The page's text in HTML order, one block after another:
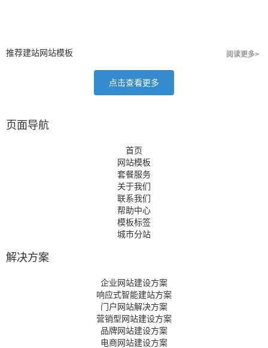
推荐建站网站模板 阅读更多>
点击查看更多
页面导航
首页
网站模板
套餐服务
关于我们
联系我们
帮助中心
模板标签
城市分站
解决方案
企业网站建设方案
响应式智能建站方案
门户网站解决方案
营销型网站建设方案
品牌网站建设方案
电商网站建设方案